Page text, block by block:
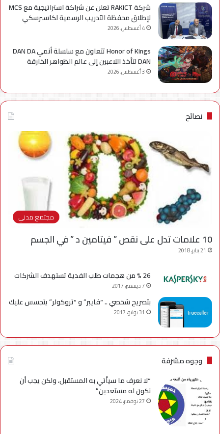
شركة RAKICT تعلن عن شراكة استراتيجية مع MCS
لإطلاق محفظة التدريب الرسمية لكاسبرسكي
4 أغسطس، 2026
Honor of Kings تتعاون مع سلسلة أنمي DAN DA
DAN لتأخذ اللاعبين إلى عالم الظواهر الخارقة
3 أغسطس، 2026
نصائح
مجتمع مدني
10 علامات تدل على نقص ” فيتامين د ” في الجسم
21 يناير، 2018
26 % من هجمات طلب الفدية تستهدف الشركات
7 ديسمبر، 2017
بتصريح شخصي .. “فايبر” و “تروكولر” يتجسس عليك
31 يوليو، 2017
وجوه مشرفة
“لا نعرف ما سيأتي به المستقبل، ولكن يجب أن
نكون له مستعدين”
27 نوفمبر، 2024